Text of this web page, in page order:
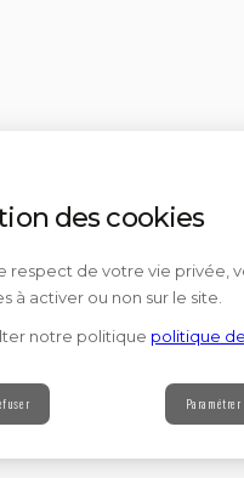
des cookies
respect de votre vie privée,
à activer ou non sur le site.
notre politique politique
Paramétrer